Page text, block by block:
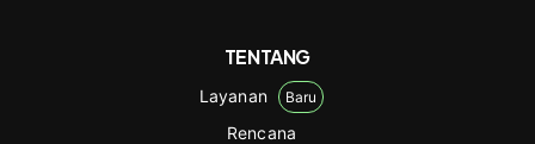
TENTANG
Layanan Baru
Rencana